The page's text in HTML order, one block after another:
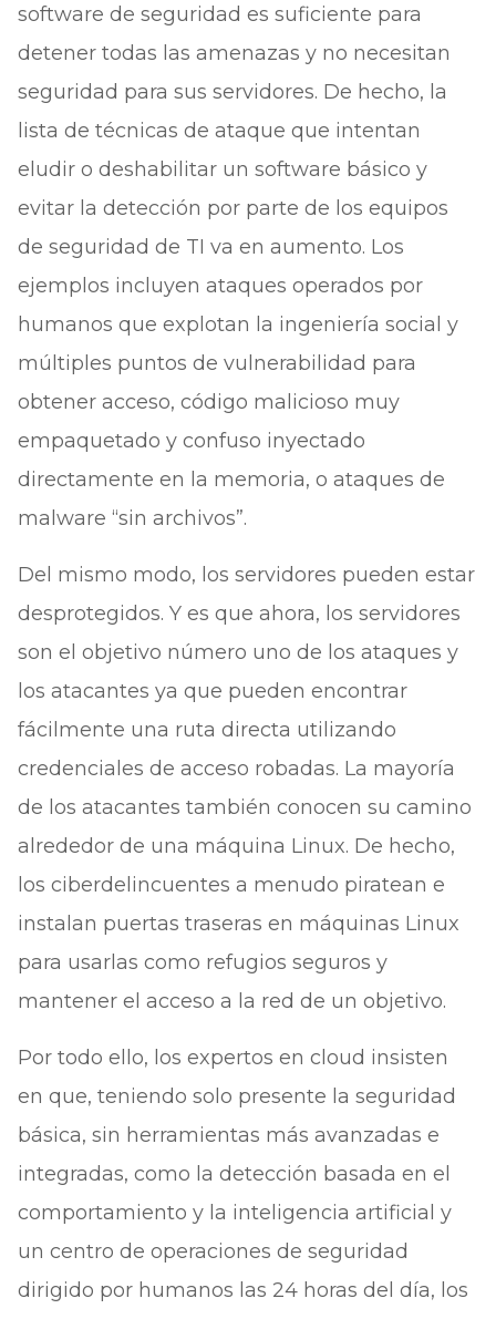
software de seguridad es suficiente para
detener todas las amenazas y no necesitan
seguridad para sus servidores. De hecho, la
lista de técnicas de ataque que intentan
eludir o deshabilitar un software básico y
evitar la detección por parte de los equipos
de seguridad de TI va en aumento. Los
ejemplos incluyen ataques operados por
humanos que explotan la ingeniería social y
múltiples puntos de vulnerabilidad para
obtener acceso, código malicioso muy
empaquetado y confuso inyectado
directamente en la memoria, o ataques de
malware “sin archivos”.
Del mismo modo, los servidores pueden estar
desprotegidos. Y es que ahora, los servidores
son el objetivo número uno de los ataques y
los atacantes ya que pueden encontrar
fácilmente una ruta directa utilizando
credenciales de acceso robadas. La mayoría
de los atacantes también conocen su camino
alrededor de una máquina Linux. De hecho,
los ciberdelincuentes a menudo piratean e
instalan puertas traseras en máquinas Linux
para usarlas como refugios seguros y
mantener el acceso a la red de un objetivo.
Por todo ello, los expertos en cloud insisten
en que, teniendo solo presente la seguridad
básica, sin herramientas más avanzadas e
integradas, como la detección basada en el
comportamiento y la inteligencia artificial y
un centro de operaciones de seguridad
dirigido por humanos las 24 horas del día, los